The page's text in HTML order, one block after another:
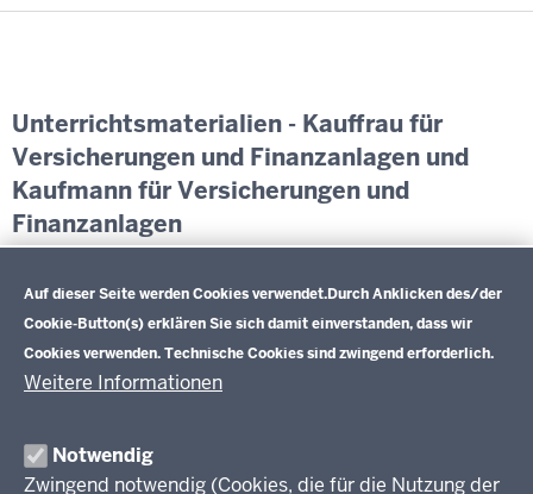
Auf dieser Seite werden Cookies verwendet.Durch Anklicken des/der
Cookie-Button(s) erklären Sie sich damit einverstanden, dass wir
Cookies verwenden. Technische Cookies sind zwingend erforderlich.
Weitere Informationen
Notwendig
Zwingend notwendig (Cookies, die für die Nutzung der
Unterrichtsmaterialien - Kauffrau für
Versicherungen und Finanzanlagen und
Kaufmann für Versicherungen und
Finanzanlagen
Informationen
Im Überblick
Berufsbildung NRW